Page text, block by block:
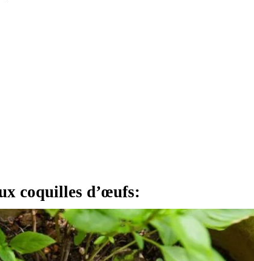
coquilles d’œufs: